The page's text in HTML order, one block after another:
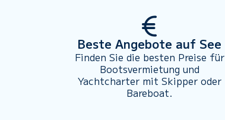
Beste Angebote auf See
Finden Sie die besten Preise für
Bootsvermietung und
Yachtcharter mit Skipper oder
Bareboat.